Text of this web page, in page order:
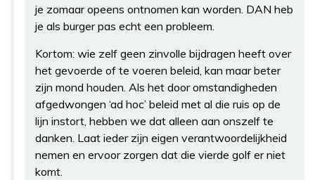
je zomaar opeens ontnomen kan worden. DAN heb
je als burger pas echt een probleem.
Kortom: wie zelf geen zinvolle bijdragen heeft over
het gevoerde of te voeren beleid, kan maar beter
zijn mond houden. Als het door omstandigheden
afgedwongen ‘ad hoc’ beleid met al die ruis op de
lijn instort, hebben we dat alleen aan onszelf te
danken. Laat ieder zijn eigen verantwoordelijkheid
nemen en ervoor zorgen dat die vierde golf er niet
komt.